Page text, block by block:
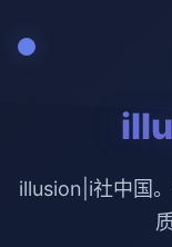
illusion|i社中国